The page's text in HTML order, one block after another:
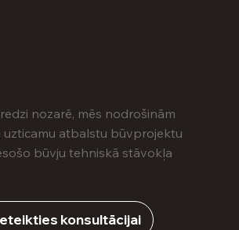
nozarē, mēs nodrošinām
uzticamu atbalstu būvprojektu
būvju tehniskā stāvokļa
konsultācijai